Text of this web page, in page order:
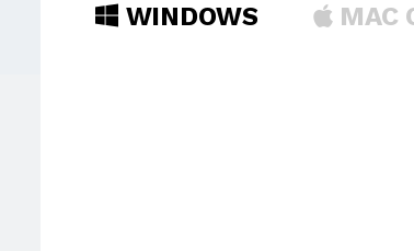
WINDOWS MAC